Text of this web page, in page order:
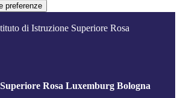
preferenze
di Istruzione Superiore Rosa
Rosa Luxemburg Bologna